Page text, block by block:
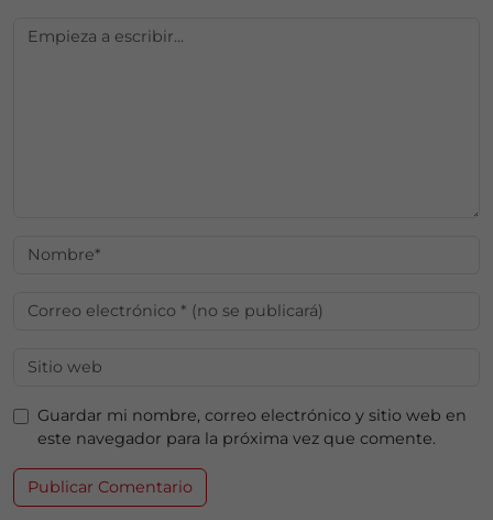
Guardar mi nombre, correo electrónico y sitio web en
este navegador para la próxima vez que comente.